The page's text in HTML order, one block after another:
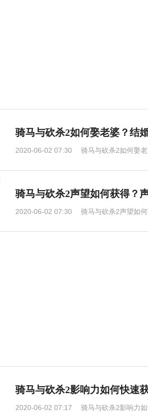
骑马与砍杀2如何娶老婆？结
2020-06-02 07:30 骑马与砍杀2如何娶
骑马与砍杀2声望如何获得？
2020-06-02 07:30 骑马与砍杀2声望如
骑马与砍杀2影响力如何快速
2020-06-02 07:17 骑马与砍杀2影响力